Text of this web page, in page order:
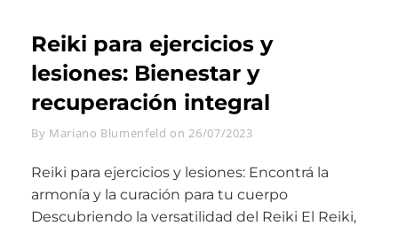
Reiki para ejercicios y
lesiones: Bienestar y
recuperación integral
By Byline
Mariano Blumenfeld on26/07/2023
Reiki para ejercicios y lesiones: Encontrá la
armonía y la curación para tu cuerpo
Descubriendo la versatilidad del Reiki El Reiki,